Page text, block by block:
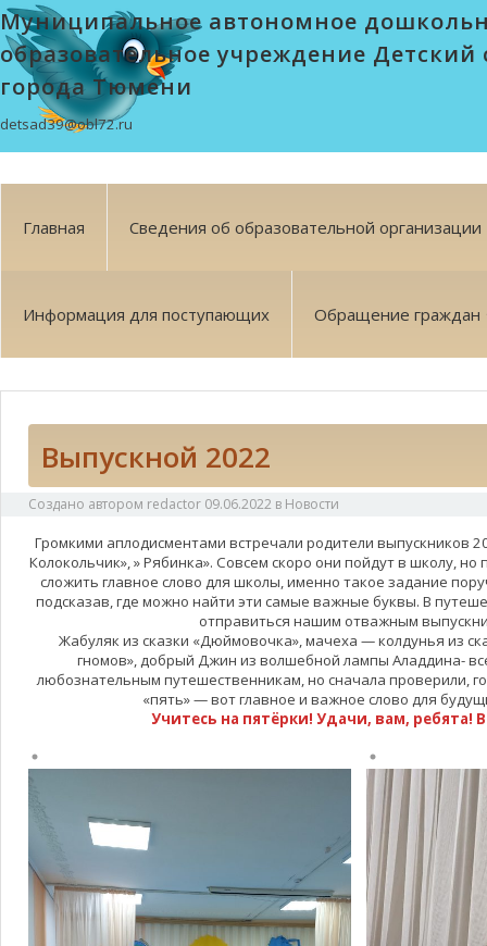
Муниципальное автономное
образовательное учреждение Детский
города Тюмени
detsad39@obl72.ru
Главная Сведения об образовательной организации
Информация для поступающих Обращение граждан
Выпускной 2022
Создано автором redactor 09.06.2022 в Новости
Громкими аплодисментами встречали родители выпускников
Колокольчик», » Рябинка». Совсем скоро они пойдут в школу,
сложить главное слово для школы, именно такое задание
подсказав, где можно найти эти самые важные буквы. В
отправиться нашим отважным
Жабуляк из сказки «Дюймовочка», мачеха — колдунья из
гномов», добрый Джин из волшебной лампы Аладдина-
любознательным путешественникам, но сначала проверили,
«пять» — вот главное и важное слово для
Учитесь на пятёрки! Удачи, вам, ребята!